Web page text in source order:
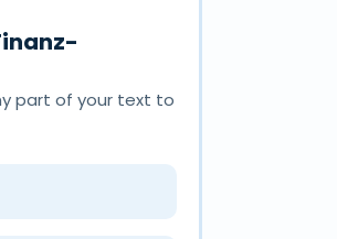
part of your text to